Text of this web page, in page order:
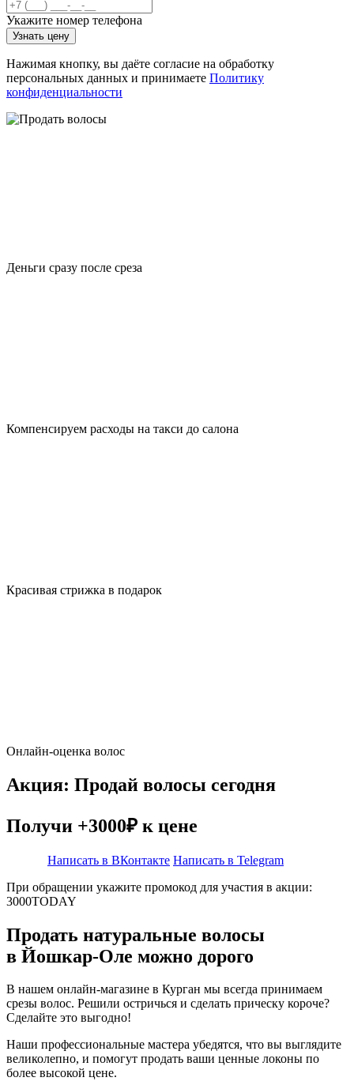
Укажите номер телефона
Узнать цену
Нажимая кнопку, вы даёте согласие на обработку
персональных данных и принимаете Политику
конфиденциальности
Деньги сразу после среза
Компенсируем расходы на такси до салона
Красивая стрижка в подарок
Онлайн-оценка волос
Акция: Продай волосы сегодня
Получи +3000₽ к цене
Написать в ВКонтакте Написать в Telegram
При обращении укажите промокод для участия в акции:
3000TODAY
Продать натуральные волосы
в Йошкар-Оле можно дорого
В нашем онлайн-магазине в Курган мы всегда принимаем
срезы волос. Решили остричься и сделать прическу короче?
Сделайте это выгодно!
Наши профессиональные мастера убедятся, что вы выглядите
великолепно, и помогут продать ваши ценные локоны по
более высокой цене.